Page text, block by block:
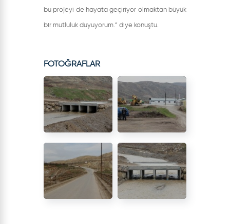
bu projeyi de hayata geçiriyor olmaktan büyük
bir mutluluk duyuyorum.” diye konuştu.
FOTOĞRAFLAR